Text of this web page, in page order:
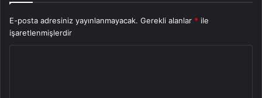
E-posta adresiniz yayınlanmayacak. Gerekli alanlar * ile
işaretlenmişlerdir